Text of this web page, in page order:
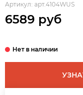
Артикул: арт.4104WUS
6589 руб